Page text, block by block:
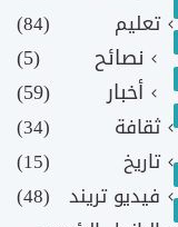
تعليم (84)
نصائح
(5)
أخبار
(59)
ثقافة
(34)
تاريخ
(15)
فيديو تريند (48)